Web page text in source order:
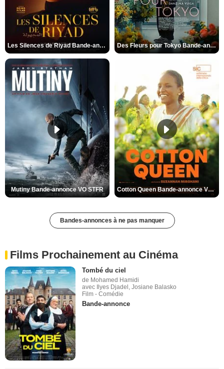
Les Silences de Riyad Bande-annonce VO STFR Des Fleurs pour Tokyo Bande-annonce VO STFR
Mutiny Bande-annonce VO STFR Cotton Queen Bande-annonce VO STFR
Bandes-annonces à ne pas manquer
Films Prochainement au Cinéma
Tombé du ciel
de Mohamed Hamidi
avec Ilyes Djadel, Josiane Balasko
Film - Comédie
Bande-annonce